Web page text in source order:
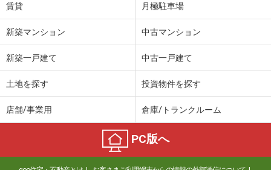
賃貸 月極駐車場
新築マンション 中古マンション
新築一戸建て 中古一戸建て
土地を探す 投資物件を探す
店舗/事業用 倉庫/トランクルーム
PC版へ